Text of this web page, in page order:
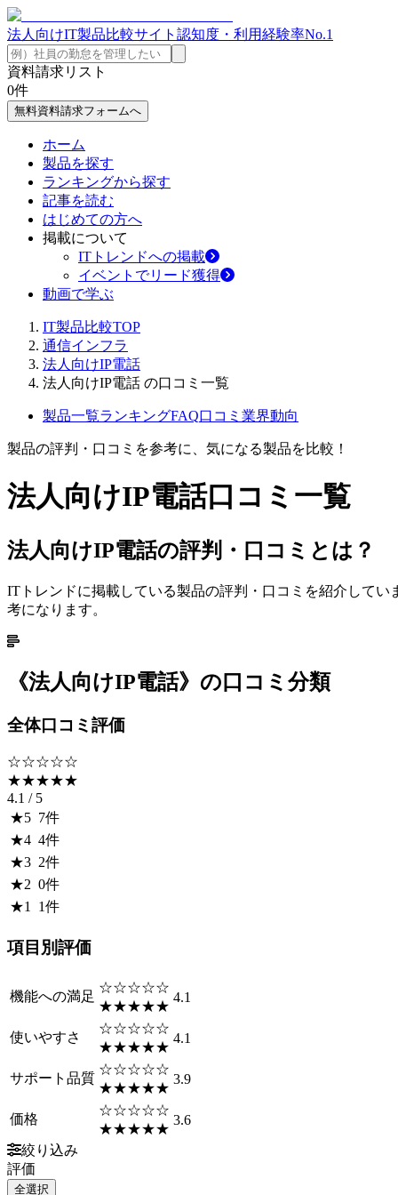
法人向けIT製品比較サイト 認知度・利用経験率No.1
資料請求リスト
0件
無料資料請求フォームへ
ホーム
製品を探す
ランキングから探す
記事を読む
はじめての方へ
掲載について
ITトレンドへの掲載
イベントでリード獲得
動画で学ぶ
IT製品比較TOP
通信インフラ
法人向けIP電話
法人向けIP電話 の口コミ一覧
製品一覧ランキングFAQ口コミ 業界動向
製品の評判・口コミを参考に、気になる製品を比較！
法人向けIP電話口コミ一覧
法人向けIP電話の評判・口コミとは？
ITトレンドに掲載している製品の評判・口コミを紹介して
考になります。
《法人向けIP電話》の口コミ分類
全体口コミ評価
☆☆☆☆☆
★★★★★
4.1 / 5
★5 7件
★4 4件
★3 2件
★2 0件
★1 1件
項目別評価
機能への満足
☆☆☆☆☆
★★★★★
4.1
使いやすさ
☆☆☆☆☆
★★★★★
4.1
サポート品質
☆☆☆☆☆
★★★★★
3.9
価格
☆☆☆☆☆
★★★★★
3.6
絞り込み
評価
全選択